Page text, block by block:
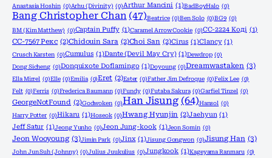
Anastasia Hoshin (0)Arhu (Divinity) (0)Arthur Mancini (1)BadBoyHalo (0)
Bang Christopher Chan (47)Beatrice (0)Ben Solo (0)BG9 (0)
BM (Kim Matthew) (0)Captain Puffy (1)Caramel Arrow Cookie (0)CC-2224 Коді (1)
CC-7567 Рекс (2)Chidouin Sara (2)Choi San (2)Cirus (1)Clancy (1)
Crusch Karsten (0)Cumulus (1)Dante (Devil May Cry) (1)Dewdrop (0)
Dong Sicheng (0)Donquixote Doflamingo (1)Doyoung (0)Dreamwastaken (3)
Ella Mirrel (0)Elle (0)Emilia (0)Eret (2)Ester (0)Father Jim Defroque (0)Felix Lee (0)
Felt (0)Ferris (0)Frederica Baumann (0)Fundy (0)Futaba Sakura (0)Garfiel Tinzel (0)
GeorgeNotFound (2)Godwoken (0)Han Jisung (64)Hansol (0)
Harry Potter (0)Hikaru (1)Hoseok (0)Hwang Hyunjin (2)Jaehyun (1)
Jeff Satur (1)Jeong Yunho (0)Jeon Jung-kook (1)Jeon Somin (0)
Jeon Wooyoung (3)Jimin Park (0)Jinx (1)Jisung Gongwon (0)Jisung Han (3)
John Jun Suh (Johnny) (0)Julius Juukulius (0)Jungkook (1)Kageyama Ranmaru (0)